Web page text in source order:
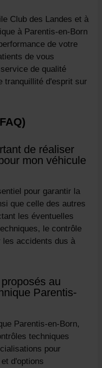
Club des Landes et à
à Parentis-en-Born
de votre
de vous
de qualité
tranquillité d'esprit sur
de réaliser
mon véhicule
pour garantir la
que celle des autres
les éventuelles
le contrôle
les accidents dus à
au
Parentis-
Parentis-en-Born,
techniques
pour
d'options